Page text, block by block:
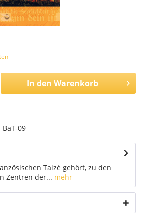
In den Warenkorb
BaT-09
Taizé gehört, zu den
Zentren der... mehr